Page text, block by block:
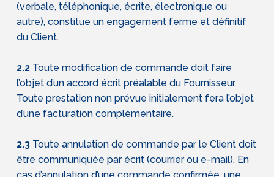
(verbale, téléphonique, écrite, électronique ou
autre), constitue un engagement ferme et définitif
du Client.
2.2Toute modification de commande doit faire
l’objet d’un accord écrit préalable du Fournisseur.
Toute prestation non prévue initialement fera l’objet
d’une facturation complémentaire.
2.3Toute annulation de commande par le Client doit
être communiquée par écrit (courrier ou e-mail). En